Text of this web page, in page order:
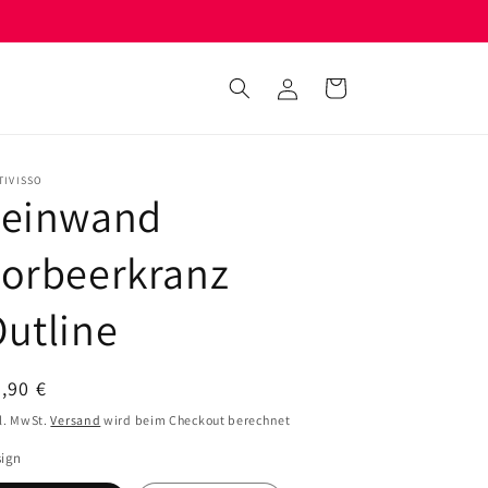
EinloggenWarenkorb
€
MwSt.Versand wird beim Checkout berechnet